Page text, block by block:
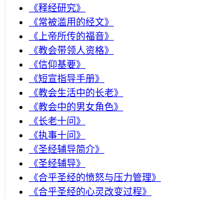
《释经研究》
《常被滥用的经文》
《上帝所传的福音》
《教会带领人资格》
《信仰基要》
《短宣指导手册》
《教会生活中的长老》
《教会中的男女角色》
《长老十问》
《执事十问》
《圣经辅导简介》
《圣经辅导》
​《合乎圣经的愤怒与压力管理》
《合乎圣经的心灵改变过程》